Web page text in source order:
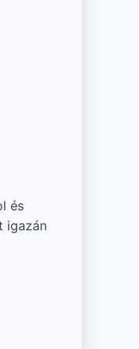
és
igazán